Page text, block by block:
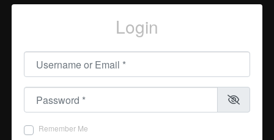
Login
Username or Email
Password
Remember Me